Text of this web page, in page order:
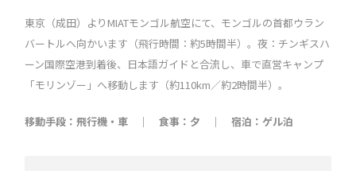
東京（成田）よりMIATモンゴル航空にて、モンゴルの首都ウラン
バートルへ向かいます（飛行時間：約5時間半）。夜：チンギスハ
ーン国際空港到着後、日本語ガイドと合流し、車で直営キャンプ
「モリンゾー」へ移動します（約110km／約2時間半）。
移動手段：飛行機・車 ｜ 食事：夕 ｜ 宿泊：ゲル泊